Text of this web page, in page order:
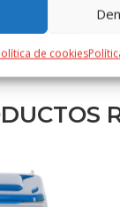
de cookies
constante,